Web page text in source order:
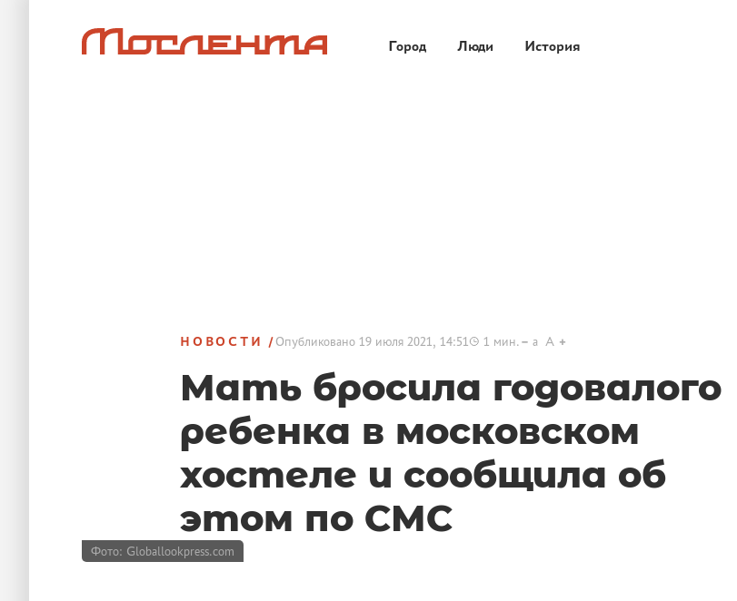
Город Люди История
НОВОСТИ Опубликовано19 июля 2021, 14:51 1 мин. a A
Мать бросила годовалого
ребенка в московском
хостеле и сообщила об
этом по СМС
Фото: Globallookpress.com